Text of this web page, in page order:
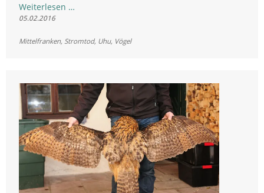
Weiterlesen …
schlecht
05.02.2016
Mittelfranken, Stromtod, Uhu, Vögel